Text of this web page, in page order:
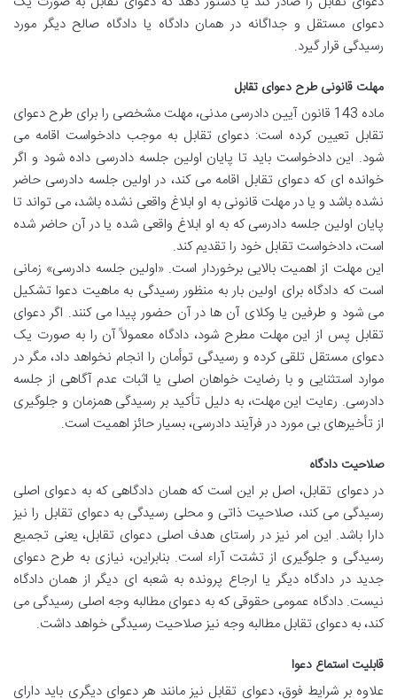
دعوای مستقل و جداگانه در همان دادگاه یا دادگاه صالح دیگر مورد
رسیدگی قرار گیرد.
مهلت قانونی طرح دعوای تقابل
ماده 143 قانون آیین دادرسی مدنی، مهلت مشخصی را برای طرح دعوای
تقابل تعیین کرده است: دعوای تقابل به موجب دادخواست اقامه می
شود. این دادخواست باید تا پایان اولین جلسه دادرسی داده شود و اگر
خوانده ای که دعوای تقابل اقامه می کند، در اولین جلسه دادرسی حاضر
نشده باشد و یا در مهلت قانونی به او ابلاغ واقعی نشده باشد، می تواند تا
پایان اولین جلسه دادرسی که به او ابلاغ واقعی شده یا در آن حاضر شده
است، دادخواست تقابل خود را تقدیم کند.
این مهلت از اهمیت بالایی برخوردار است. «اولین جلسه دادرسی» زمانی
است که دادگاه برای اولین بار به منظور رسیدگی به ماهیت دعوا تشکیل
می شود و طرفین یا وکلای آن ها در آن حضور پیدا می کنند. اگر دعوای
تقابل پس از این مهلت مطرح شود، دادگاه معمولاً آن را به صورت یک
دعوای مستقل تلقی کرده و رسیدگی توأمان را انجام نخواهد داد، مگر در
موارد استثنایی و با رضایت خواهان اصلی یا اثبات عدم آگاهی از جلسه
دادرسی. رعایت این مهلت، به دلیل تأکید بر رسیدگی همزمان و جلوگیری
از تأخیرهای بی مورد در فرآیند دادرسی، بسیار حائز اهمیت است.
صلاحیت دادگاه
در دعوای تقابل، اصل بر این است که همان دادگاهی که به دعوای اصلی
رسیدگی می کند، صلاحیت ذاتی و محلی رسیدگی به دعوای تقابل را نیز
دارا باشد. این امر نیز در راستای هدف اصلی دعوای تقابل، یعنی تجمیع
رسیدگی و جلوگیری از تشتت آراء است. بنابراین، نیازی به طرح دعوای
جدید در دادگاه دیگر یا ارجاع پرونده به شعبه ای دیگر از همان دادگاه
نیست. دادگاه عمومی حقوقی که به دعوای مطالبه وجه اصلی رسیدگی می
کند، به دعوای تقابل مطالبه وجه نیز صلاحیت رسیدگی خواهد داشت.
قابلیت استماع دعوا
علاوه بر شرایط فوق، دعوای تقابل نیز مانند هر دعوای دیگری باید دارای